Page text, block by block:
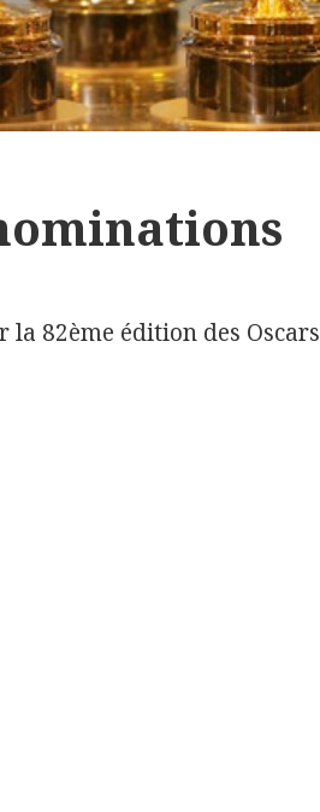
82ème édition des Oscars